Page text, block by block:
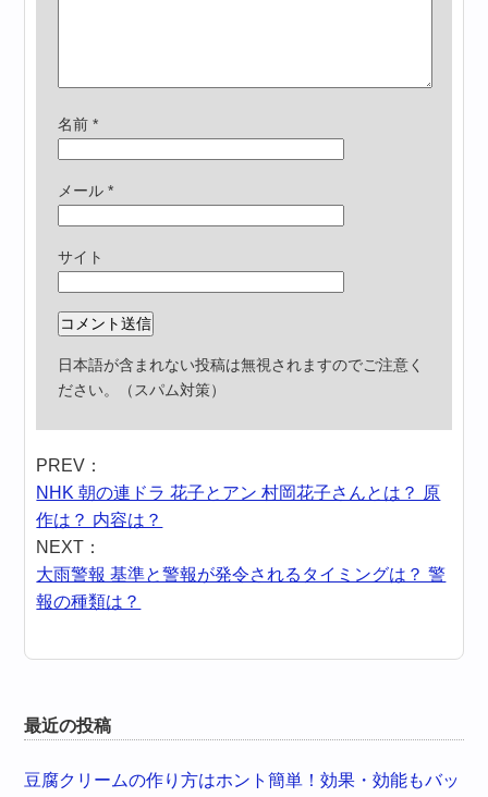
名前*
メール*
サイト
日本語が含まれない投稿は無視されますのでご注意く
ださい。（スパム対策）
PREV：
NHK 朝の連ドラ 花子とアン 村岡花子さんとは？ 原
作は？ 内容は？
NEXT：
大雨警報 基準と警報が発令されるタイミングは？ 警
報の種類は？
最近の投稿
豆腐クリームの作り方はホント簡単！効果・効能もバッ